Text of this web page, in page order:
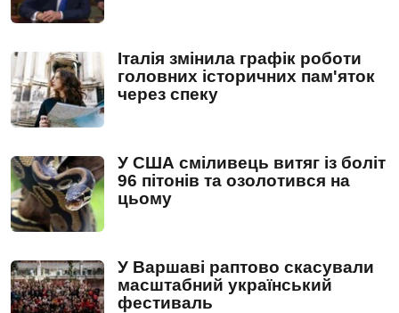
Італія змінила графік роботи
головних історичних пам'яток
через спеку
У США сміливець витяг із боліт
96 пітонів та озолотився на
цьому
У Варшаві раптово скасували
масштабний український
фестиваль